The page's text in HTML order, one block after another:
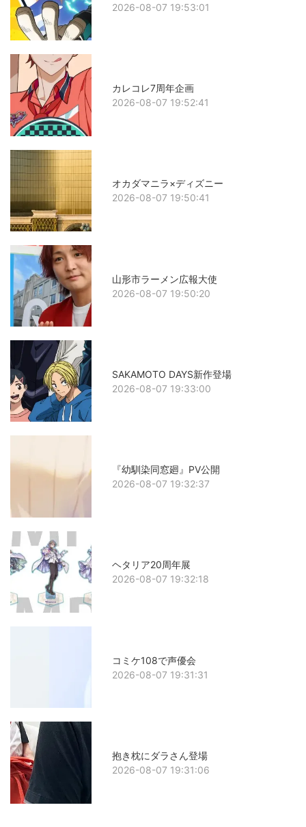
2026-08-07 19:53:01
カレコレ7周年企画
2026-08-07 19:52:41
オカダマニラ×ディズニー
2026-08-07 19:50:41
山形市ラーメン広報大使
2026-08-07 19:50:20
SAKAMOTO DAYS新作登場
2026-08-07 19:33:00
『幼馴染同窓廻』PV公開
2026-08-07 19:32:37
ヘタリア20周年展
2026-08-07 19:32:18
コミケ108で声優会
2026-08-07 19:31:31
抱き枕にダラさん登場
2026-08-07 19:31:06